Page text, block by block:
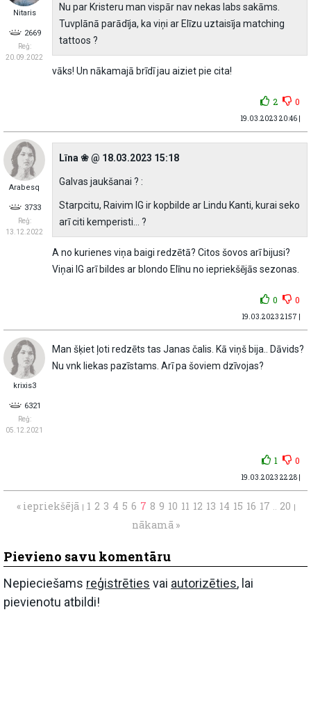
Nitaris
2669
Reģ:
20.09.2022
Nu par Kristeru man vispār nav nekas labs sakāms.
Tuvplānā parādīja, ka viņi ar Elīzu uztaisīja matching
tattoos ?
vāks! Un nākamajā brīdī jau aiziet pie cita!
2 0
19.03.2023 20:46 |
Arabesq
3733
Reģ:
13.12.2022
Līna ❀ @ 18.03.2023 15:18
Galvas jaukšanai ? :
Starpcitu, Raivim IG ir kopbilde ar Lindu Kanti, kurai seko
arī citi kemperisti... ?
A no kurienes viņa baigi redzētā? Citos šovos arī bijusi?
Viņai IG arī bildes ar blondo Elīnu no iepriekšējās sezonas.
0 0
19.03.2023 21:57 |
krixis3
6321
Reģ:
05.12.2021
Man šķiet ļoti redzēts tas Janas čalis. Kā viņš bija.. Dāvids?
Nu vnk liekas pazīstams. Arī pa šoviem dzīvojas?
1 0
19.03.2023 22:28 |
« iepriekšējā | 1 2 3 4 5 6 7 8 9 10 11 12 13 14 15 16 17 .. 20 |
nākamā »
Pievieno savu komentāru
Nepieciešams reģistrēties vai autorizēties, lai
pievienotu atbildi!